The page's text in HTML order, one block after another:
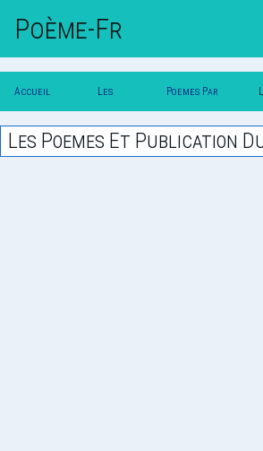
Poème-Fr
Accueil
Poesie
Les
Poesies
Poemes Par
Les Poemes Et Publication